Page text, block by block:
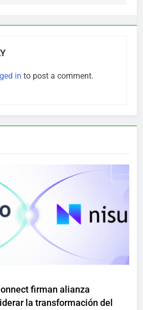
in to post a comment.
firman alianza
la transformación del